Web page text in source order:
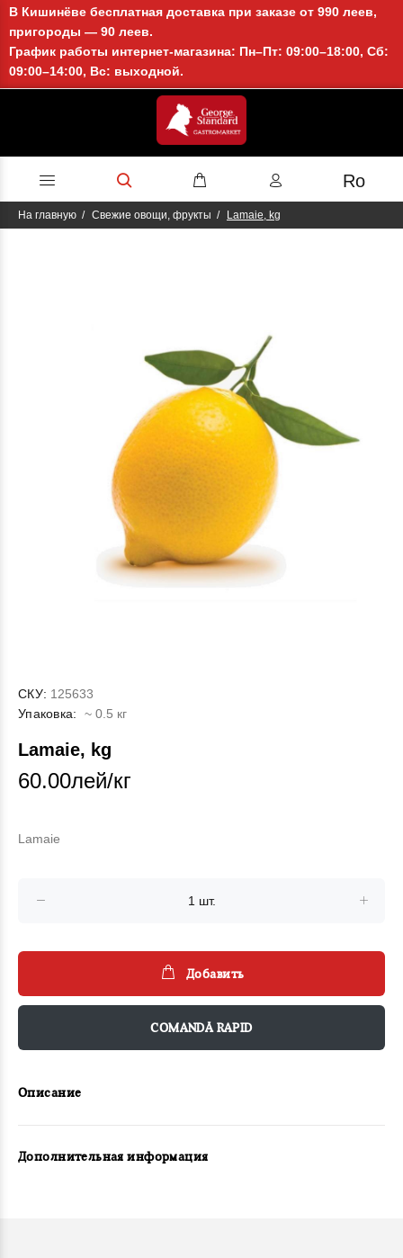
В Кишинёве бесплатная доставка при заказе от 990 леев,
пригороды — 90 леев.
График работы интернет-магазина: Пн–Пт: 09:00–18:00, Сб:
09:00–14:00, Вс: выходной.
Ro
На главную Свежие овощи, фрукты Lamaie, kg
СКУ: 125633
Упаковка: ~ 0.5 кг
Lamaie, kg
60.00лей/кг
Lamaie
Добавить
COMANDĂ RAPID
Описание
Дополнительная информация